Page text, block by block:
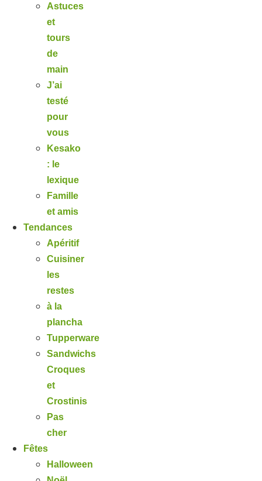
Astuces
et
tours
de
main
J’ai
testé
pour
vous
Kesako
: le
lexique
Famille
et amis
Tendances
Apéritif
Cuisiner
les
restes
à la
plancha
Tupperware
Sandwichs
Croques
et
Crostinis
Pas
cher
Fêtes
Halloween